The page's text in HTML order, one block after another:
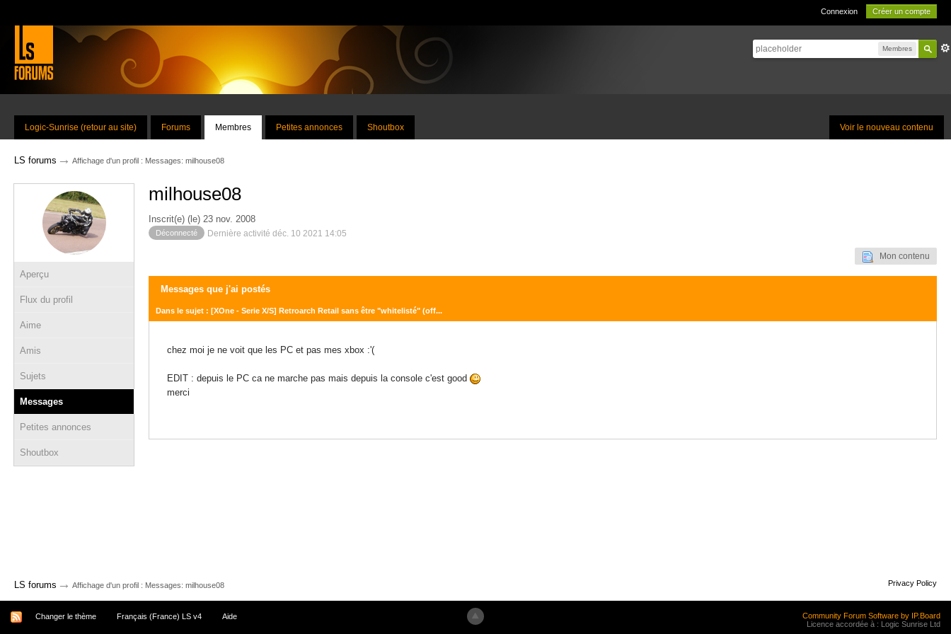
Connexion Créer un compte
Membres
Voir le nouveau contenu
Logic-Sunrise (retour au site) Forums Membres Petites annonces Shoutbox
LS forums → Affichage d'un profil : Messages: milhouse08
Aperçu
Flux du profil
Aime
Amis
Sujets
Messages
Petites annonces
Shoutbox
milhouse08
Inscrit(e) (le) 23 nov. 2008
Déconnecté Dernière activité déc. 10 2021 14:05
Mon contenu
Messages que j'ai postés
Dans le sujet : [XOne - Serie X/S] Retroarch Retail sans être "whitelisté" (off...
chez moi je ne voit que les PC et pas mes xbox :'(
EDIT : depuis le PC ca ne marche pas mais depuis la console c'est good
merci
LS forums → Affichage d'un profil : Messages: milhouse08 Privacy Policy
Changer le thème Français (France) LS v4 Aide
Community Forum Software by IP.Board
Licence accordée à : Logic Sunrise Ltd